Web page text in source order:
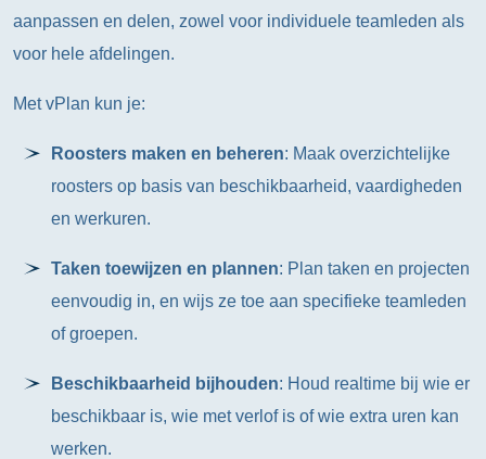
aanpassen en delen, zowel voor individuele teamleden als
voor hele afdelingen.
Met vPlan kun je:
Roosters maken en beheren: Maak overzichtelijke
roosters op basis van beschikbaarheid, vaardigheden
en werkuren.
Taken toewijzen en plannen: Plan taken en projecten
eenvoudig in, en wijs ze toe aan specifieke teamleden
of groepen.
Beschikbaarheid bijhouden: Houd realtime bij wie er
beschikbaar is, wie met verlof is of wie extra uren kan
werken.